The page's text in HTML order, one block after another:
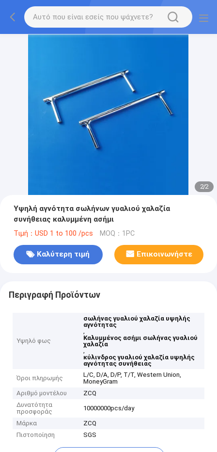
2/2
Υψηλή αγνότητα σωλήνων γυαλιού χαλαζία
συνήθειας καλυμμένη ασήμι
Τιμή：USD 1 to 100 /pcs MOQ：1PC
Καλύτερη τιμή Επικοινωνήστε
Περιγραφή Προϊόντων
Υψηλό φως
σωλήνας γυαλιού χαλαζία υψηλής
αγνότητας
,
Καλυμμένος ασήμι σωλήνας γυαλιού
χαλαζία
,
κύλινδρος γυαλιού χαλαζία υψηλής
αγνότητας συνήθειας
Όροι πληρωμής
L/C, D/A, D/P, T/T, Western Union,
MoneyGram
Αριθμό μοντέλου
ZCQ
Δυνατότητα
προσφοράς
10000000pcs/day
Μάρκα
ZCQ
Πιστοποίηση
SGS